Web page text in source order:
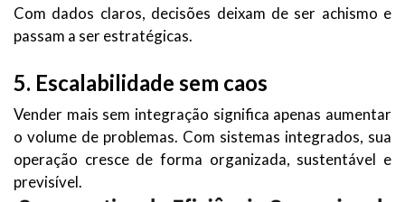
Com dados claros, decisões deixam de ser achismo e
passam a ser estratégicas.
5. Escalabilidade sem caos
Vender mais sem integração significa apenas aumentar
o volume de problemas. Com sistemas integrados, sua
operação cresce de forma organizada, sustentável e
previsível.